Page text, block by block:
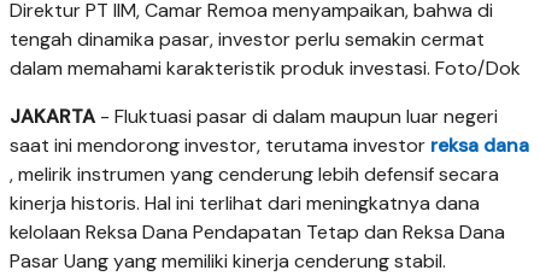
Direktur PT IIM, Camar Remoa menyampaikan, bahwa di
tengah dinamika pasar, investor perlu semakin cermat
dalam memahami karakteristik produk investasi. Foto/Dok
JAKARTA - Fluktuasi pasar di dalam maupun luar negeri
saat ini mendorong investor, terutama investor reksa dana
, melirik instrumen yang cenderung lebih defensif secara
kinerja historis. Hal ini terlihat dari meningkatnya dana
kelolaan Reksa Dana Pendapatan Tetap dan Reksa Dana
Pasar Uang yang memiliki kinerja cenderung stabil.